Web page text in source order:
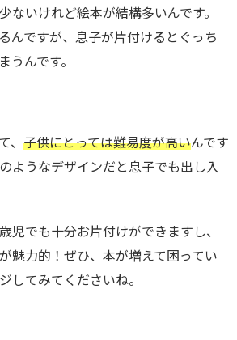
ないけれど絵本が結構多いんです。
んですが、息子が片付けるとぐっち
うんです。
、 子供にとっては難易度が高いんです
ようなデザインだと息子でも出し入
児でも十分お片付けができますし、
魅力的！ぜひ、本が増えて困ってい
してみてくださいね。